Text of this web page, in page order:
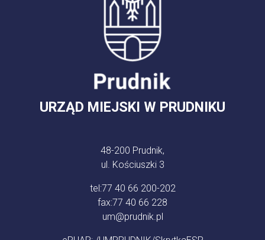
URZĄD MIEJSKI W PRUDNIKU
48-200 Prudnik,
ul. Kościuszki 3
tel:77 40 66 200-202
fax:77 40 66 228
um@prudnik.pl